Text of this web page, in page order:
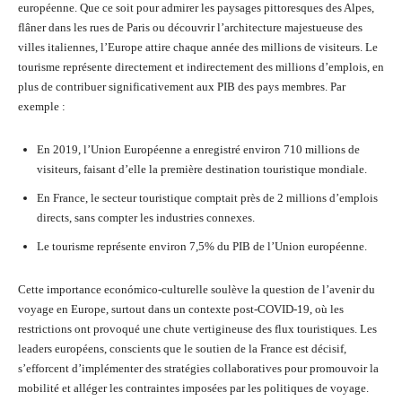
européenne. Que ce soit pour admirer les paysages pittoresques des Alpes,
flâner dans les rues de Paris ou découvrir l’architecture majestueuse des
villes italiennes, l’Europe attire chaque année des millions de visiteurs. Le
tourisme représente directement et indirectement des millions d’emplois, en
plus de contribuer significativement aux PIB des pays membres. Par
exemple :
En 2019, l’Union Européenne a enregistré environ 710 millions de
visiteurs, faisant d’elle la première destination touristique mondiale.
En France, le secteur touristique comptait près de 2 millions d’emplois
directs, sans compter les industries connexes.
Le tourisme représente environ 7,5% du PIB de l’Union européenne.
Cette importance económico-culturelle soulève la question de l’avenir du
voyage en Europe, surtout dans un contexte post-COVID-19, où les
restrictions ont provoqué une chute vertigineuse des flux touristiques. Les
leaders européens, conscients que le soutien de la France est décisif,
s’efforcent d’implémenter des stratégies collaboratives pour promouvoir la
mobilité et alléger les contraintes imposées par les politiques de voyage.